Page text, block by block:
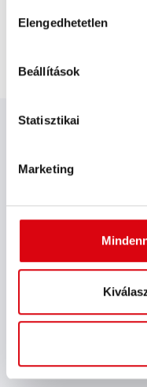
kiválasztása
Elengedhetetlen
Beállítások
Statisztikai
Marketing
Modell
Kérelem
Akkumulátor